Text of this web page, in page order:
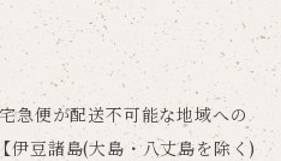
急便が配送不可能な地域への
伊豆諸島(大島・八丈島を除く)